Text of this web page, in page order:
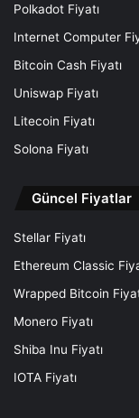
Polkadot Fiyatı
Internet Computer
Bitcoin Cash Fiyatı
Uniswap Fiyatı
Litecoin Fiyatı
Solona Fiyatı
Güncel Fiyatlar
Stellar Fiyatı
Ethereum Classic
Wrapped Bitcoin
Monero Fiyatı
Shiba Inu Fiyatı
IOTA Fiyatı